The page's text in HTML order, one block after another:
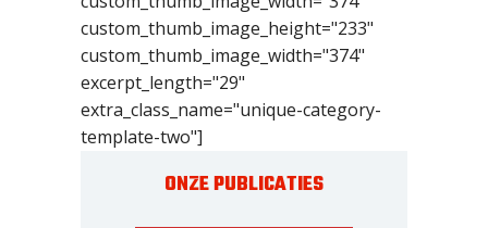
custom_thumb_image_height="233"
custom_thumb_image_width="374"
excerpt_length="29"
extra_class_name="unique-category-
template-two"]
ONZE PUBLICATIES